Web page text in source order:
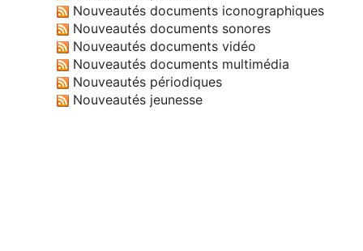
Nouveautés documents iconographiques
Nouveautés documents sonores
Nouveautés documents vidéo
Nouveautés documents multimédia
Nouveautés périodiques
Nouveautés jeunesse